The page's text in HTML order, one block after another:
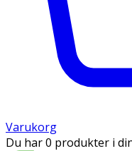
Varukorg
Du har 0 produkter i